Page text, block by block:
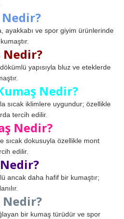
ayakkabı ve spor giyim ürünlerinde
Nedir?
yapısıyla bluz ve eteklerde
Nedir?
sıcak iklimlere uygundur; özellikle
tercih edilir.
Nedir?
sıcak dokusuyla özellikle mont
edilir.
ancak daha hafif bir kumaştır;
Nedir?
bir kumaş türüdür ve spor